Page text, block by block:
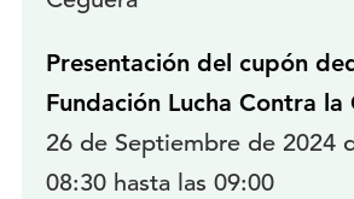
Presentación del cupón
Fundación Lucha Contra la
26 de Septiembre de 2024
08:30 hasta las 09:00